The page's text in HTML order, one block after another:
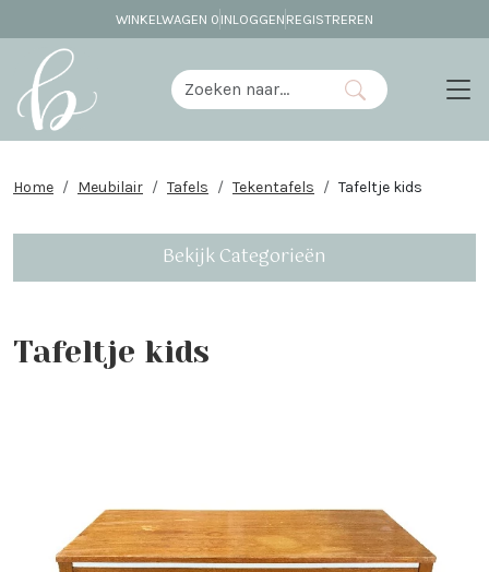
WINKELWAGEN 0 INLOGGEN REGISTREREN
Home Meubilair Tafels Tekentafels Tafeltje kids
Bekijk Categorieën
Tafeltje kids